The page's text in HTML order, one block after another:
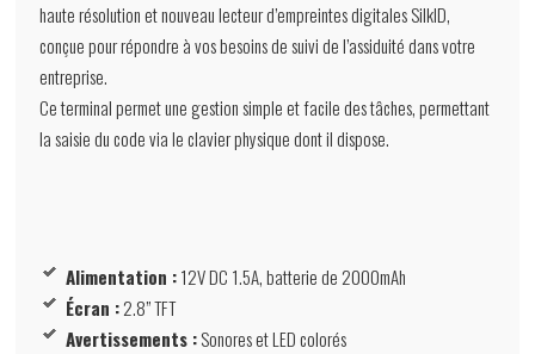
haute résolution et nouveau lecteur d’empreintes digitales SilkID,
conçue pour répondre à vos besoins de suivi de l’assiduité dans votre
entreprise.
Ce terminal permet une gestion simple et facile des tâches, permettant
la saisie du code via le clavier physique dont il dispose.
Alimentation :12V DC 1.5A, batterie de 2000mAh
Écran :2.8” TFT
Avertissements :Sonores et LED colorés